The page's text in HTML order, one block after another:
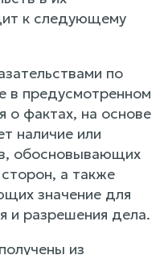
к следующему
по
в предусмотренном
о фактах, на основе
наличие или
обосновывающих
а также
значение для
и разрешения дела.
из